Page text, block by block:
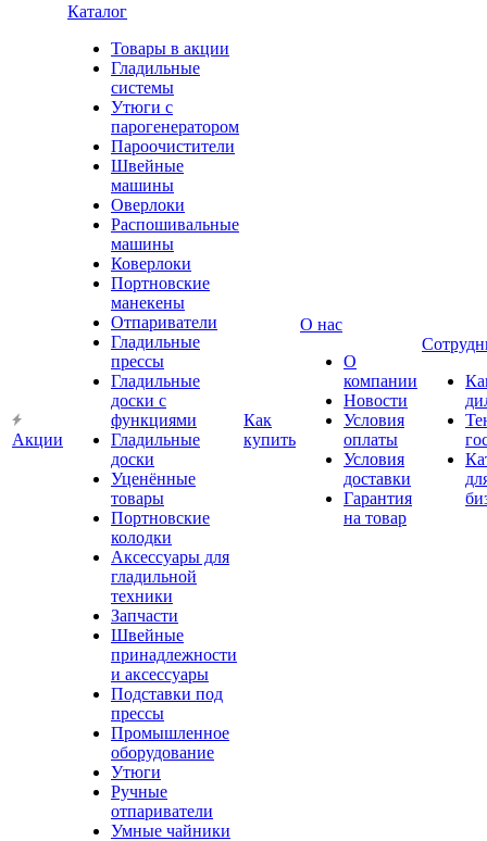
Акции
Каталог
Товары в акции
Гладильные
системы
Утюги с
парогенератором
Пароочистители
Швейные
машины
Оверлоки
Распошивальные
машины
Коверлоки
Портновские
манекены
Отпариватели
Гладильные
прессы
Гладильные
доски с
функциями
Гладильные
доски
Уценённые
товары
Портновские
колодки
Аксессуары для
гладильной
техники
Запчасти
Швейные
принадлежности
и аксессуары
Подставки под
прессы
Промышленное
оборудование
Утюги
Ручные
отпариватели
Умные чайники
Как
купить
О нас
О
компании
Новости
Условия
оплаты
Условия
доставки
Гарантия
на товар